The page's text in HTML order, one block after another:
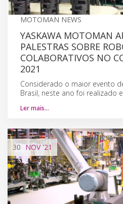
MOTOMAN NEWS
YASKAWA MOTOMAN
PALESTRAS SOBRE
COLABORATIVOS NO
2021
Considerado o maior evento
Brasil, neste ano foi realizado
Ler mais…
30 NOV'21